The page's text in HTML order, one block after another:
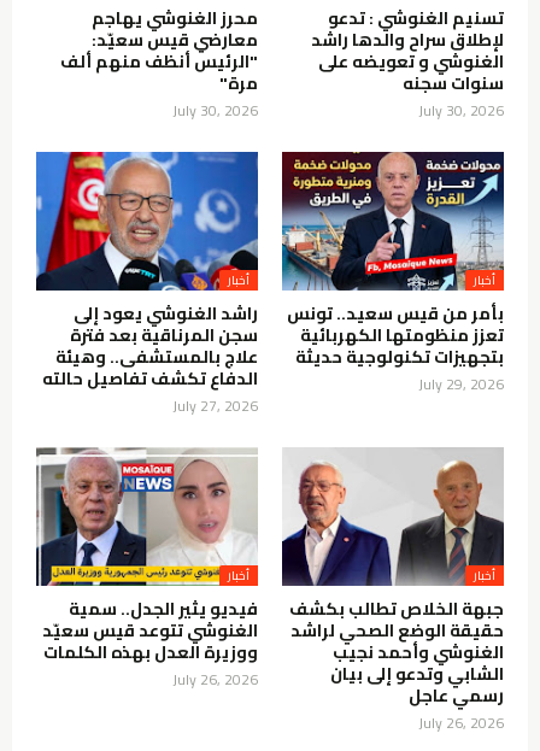
تسنيم الغنوشي : تدعو
لإطلاق سراح والدها راشد
الغنوشي و تعويضه على
سنوات سجنه
July 30, 2026
محرز الغنوشي يهاجم
معارضي قيس سعيّد:
"الرئيس أنظف منهم ألف
مرة"
July 30, 2026
أخبار
بأمر من قيس سعيد.. تونس
تعزز منظومتها الكهربائية
بتجهيزات تكنولوجية حديثة
July 29, 2026
أخبار
راشد الغنوشي يعود إلى
سجن المرناقية بعد فترة
علاج بالمستشفى.. وهيئة
الدفاع تكشف تفاصيل حالته
July 27, 2026
أخبار
جبهة الخلاص تطالب بكشف
حقيقة الوضع الصحي لراشد
الغنوشي وأحمد نجيب
الشابي وتدعو إلى بيان
رسمي عاجل
July 26, 2026
أخبار
فيديو يثير الجدل.. سمية
الغنوشي تتوعد قيس سعيّد
ووزيرة العدل بهذه الكلمات
July 26, 2026